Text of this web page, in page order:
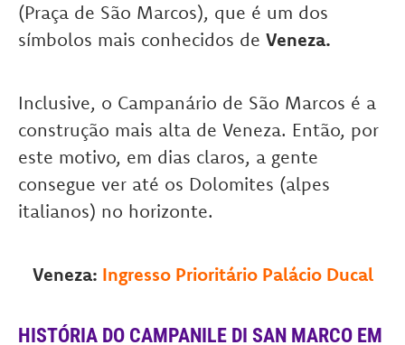
(Praça de São Marcos), que é um dos
símbolos mais conhecidos de Veneza.
Inclusive, o Campanário de São Marcos é a
construção mais alta de Veneza. Então, por
este motivo, em dias claros, a gente
consegue ver até os Dolomites (alpes
italianos) no horizonte.
Veneza: Ingresso Prioritário Palácio Ducal
HISTÓRIA DO CAMPANILE DI SAN MARCO EM